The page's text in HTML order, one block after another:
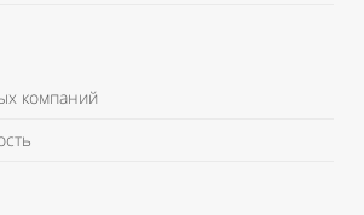
компаний